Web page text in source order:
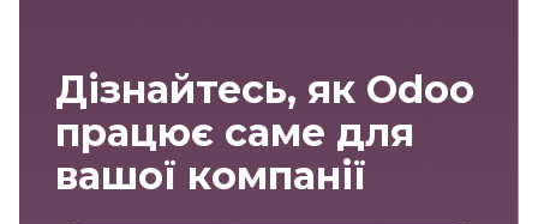
Дізнайтесь, як Odoo
працює саме для
вашої компанії